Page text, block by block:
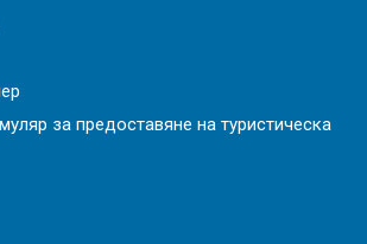
за предоставяне на туристическа